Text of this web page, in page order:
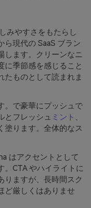
みやすさをもたらし
ら現代の SaaS ブラン
します。クリーンなニ
に季節感を感じること
たものとして読まれま
。で豪華にプッシュで
とフレッシュ ミント 、
塗ります。全体的なス
はアクセントとして
。CTA やハイライトに
りますが、長時間スク
ど厳しくはありませ